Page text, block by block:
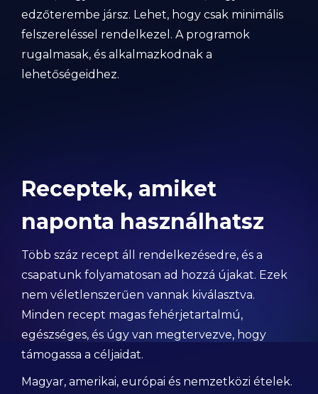
edzőterembe jársz. Lehet, hogy csak minimális
felszereléssel rendelkezel. A programok
rugalmasak, és alkalmazkodnak a
lehetőségeidhez.
Receptek, amiket
naponta használhatsz
Több száz recept áll rendelkezésedre, és a
csapatunk folyamatosan ad hozzá újakat. Ezek
nem véletlenszerűen vannak kiválasztva.
Minden recept magas fehérjetartalmú,
egészséges, és úgy van megtervezve, hogy
támogassa a céljaidat.
Magyar, amerikai, európai és nemzetközi ételek.